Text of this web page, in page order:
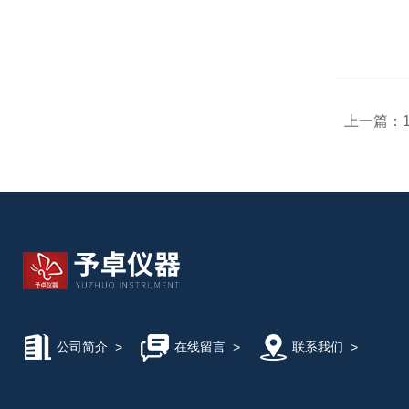
上一篇：
公司简介 > 在线留言> 联系我们 >